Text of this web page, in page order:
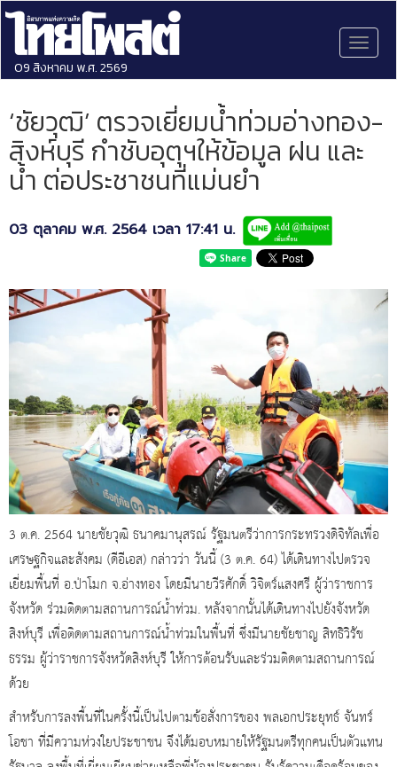
09 สิงหาคม พ.ศ. 2569
‘ชัยวุฒิ’ ตรวจเยี่ยมน้ำท่วมอ่างทอง-
สิงห์บุรี กำชับอุตุฯให้ข้อมูล ฝน และ
น้ำ ต่อประชาชนที่แม่นยำ
03 ตุลาคม พ.ศ. 2564 เวลา 17:41 น.
3 ต.ค. 2564 นายชัยวุฒิ ธนาคมานุสรณ์ รัฐมนตรีว่าการกระทรวงดิจิทัลเพื่อ
เศรษฐกิจและสังคม (ดีอีเอส) กล่าวว่า วันนี้ (3 ต.ค. 64) ได้เดินทางไปตรวจ
เยี่ยมพื้นที่ อ.ป่าโมก จ.อ่างทอง โดยมีนายวีรศักดิ์ วิจิตร์แสงศรี ผู้ว่าราชการ
จังหวัด ร่วมติดตามสถานการณ์น้ำท่วม. หลังจากนั้นได้เดินทางไปยังจังหวัด
สิงห์บุรี เพื่อติดตามสถานการณ์น้ำท่วมในพื้นที่ ซึ่งมีนายชัยชาญ สิทธิวิรัช
ธรรม ผู้ว่าราชการจังหวัดสิงห์บุรี ให้การต้อนรับและร่วมติดตามสถานการณ์
ด้วย
สำหรับการลงพื้นที่ในครั้งนี้เป็นไปตามข้อสั่งการของ พลเอกประยุทธ์ จันทร์
โอชา ที่มีความห่วงใยประชาชน จึงได้มอบหมายให้รัฐมนตรีทุกคนเป็นตัวแทน